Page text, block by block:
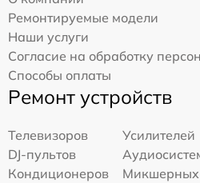
Ремонтируемые модели
Наши услуги
Согласие на обработку
Способы оплаты
Ремонт устройств
Телевизоров
Усилителей
DJ-пультов
Кондиционеров
Микшерных